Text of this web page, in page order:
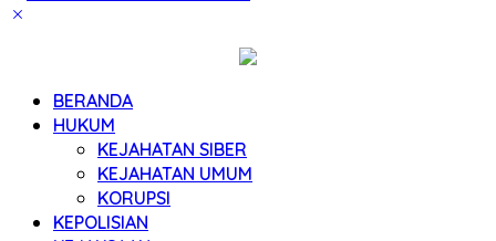
BERANDA
HUKUM
KEJAHATAN SIBER
KEJAHATAN UMUM
KORUPSI
KEPOLISIAN